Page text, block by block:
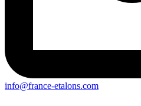
info@france-etalons.com